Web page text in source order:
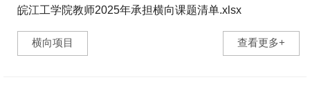
皖江工学院教师2025年承担横向课题清单.xlsx
64bf0bf36dddb0ec7d62b8247cfae0b4.xlsx (13.40 KB) ...
横向项目
查看更多+